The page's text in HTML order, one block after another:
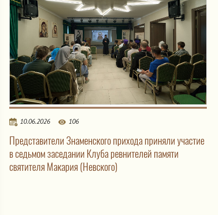
10.06.2026 106
Представители Знаменского прихода приняли участие
в седьмом заседании Клуба ревнителей памяти
святителя Макария (Невского)